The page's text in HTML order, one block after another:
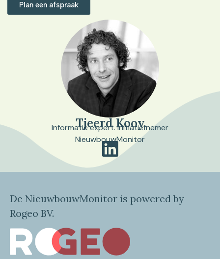
Plan een afspraak
Tjeerd Kooy
Informatie expert. Initiatiefnemer
NieuwbouwMonitor
De NieuwbouwMonitor is powered by
Rogeo BV.